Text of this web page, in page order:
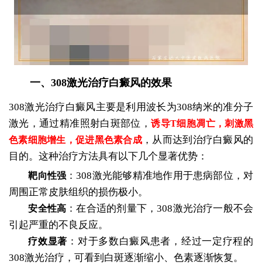
一、308激光治疗白癜风的效果
308激光治疗白癜风主要是利用波长为308纳米的准分子
激光，通过精准照射白斑部位，诱导T细胞凋亡，刺激黑
色素细胞增生，促进黑色素合成 ，从而达到治疗白癜风的
目的。这种治疗方法具有以下几个显著优势：
靶向性强 ：308激光能够精准地作用于患病部位，对
周围正常皮肤组织的损伤极小。
安全性高 ：在合适的剂量下，308激光治疗一般不会
引起严重的不良反应。
疗效显著 ：对于多数白癜风患者，经过一定疗程的
308激光治疗，可看到白斑逐渐缩小、色素逐渐恢复。